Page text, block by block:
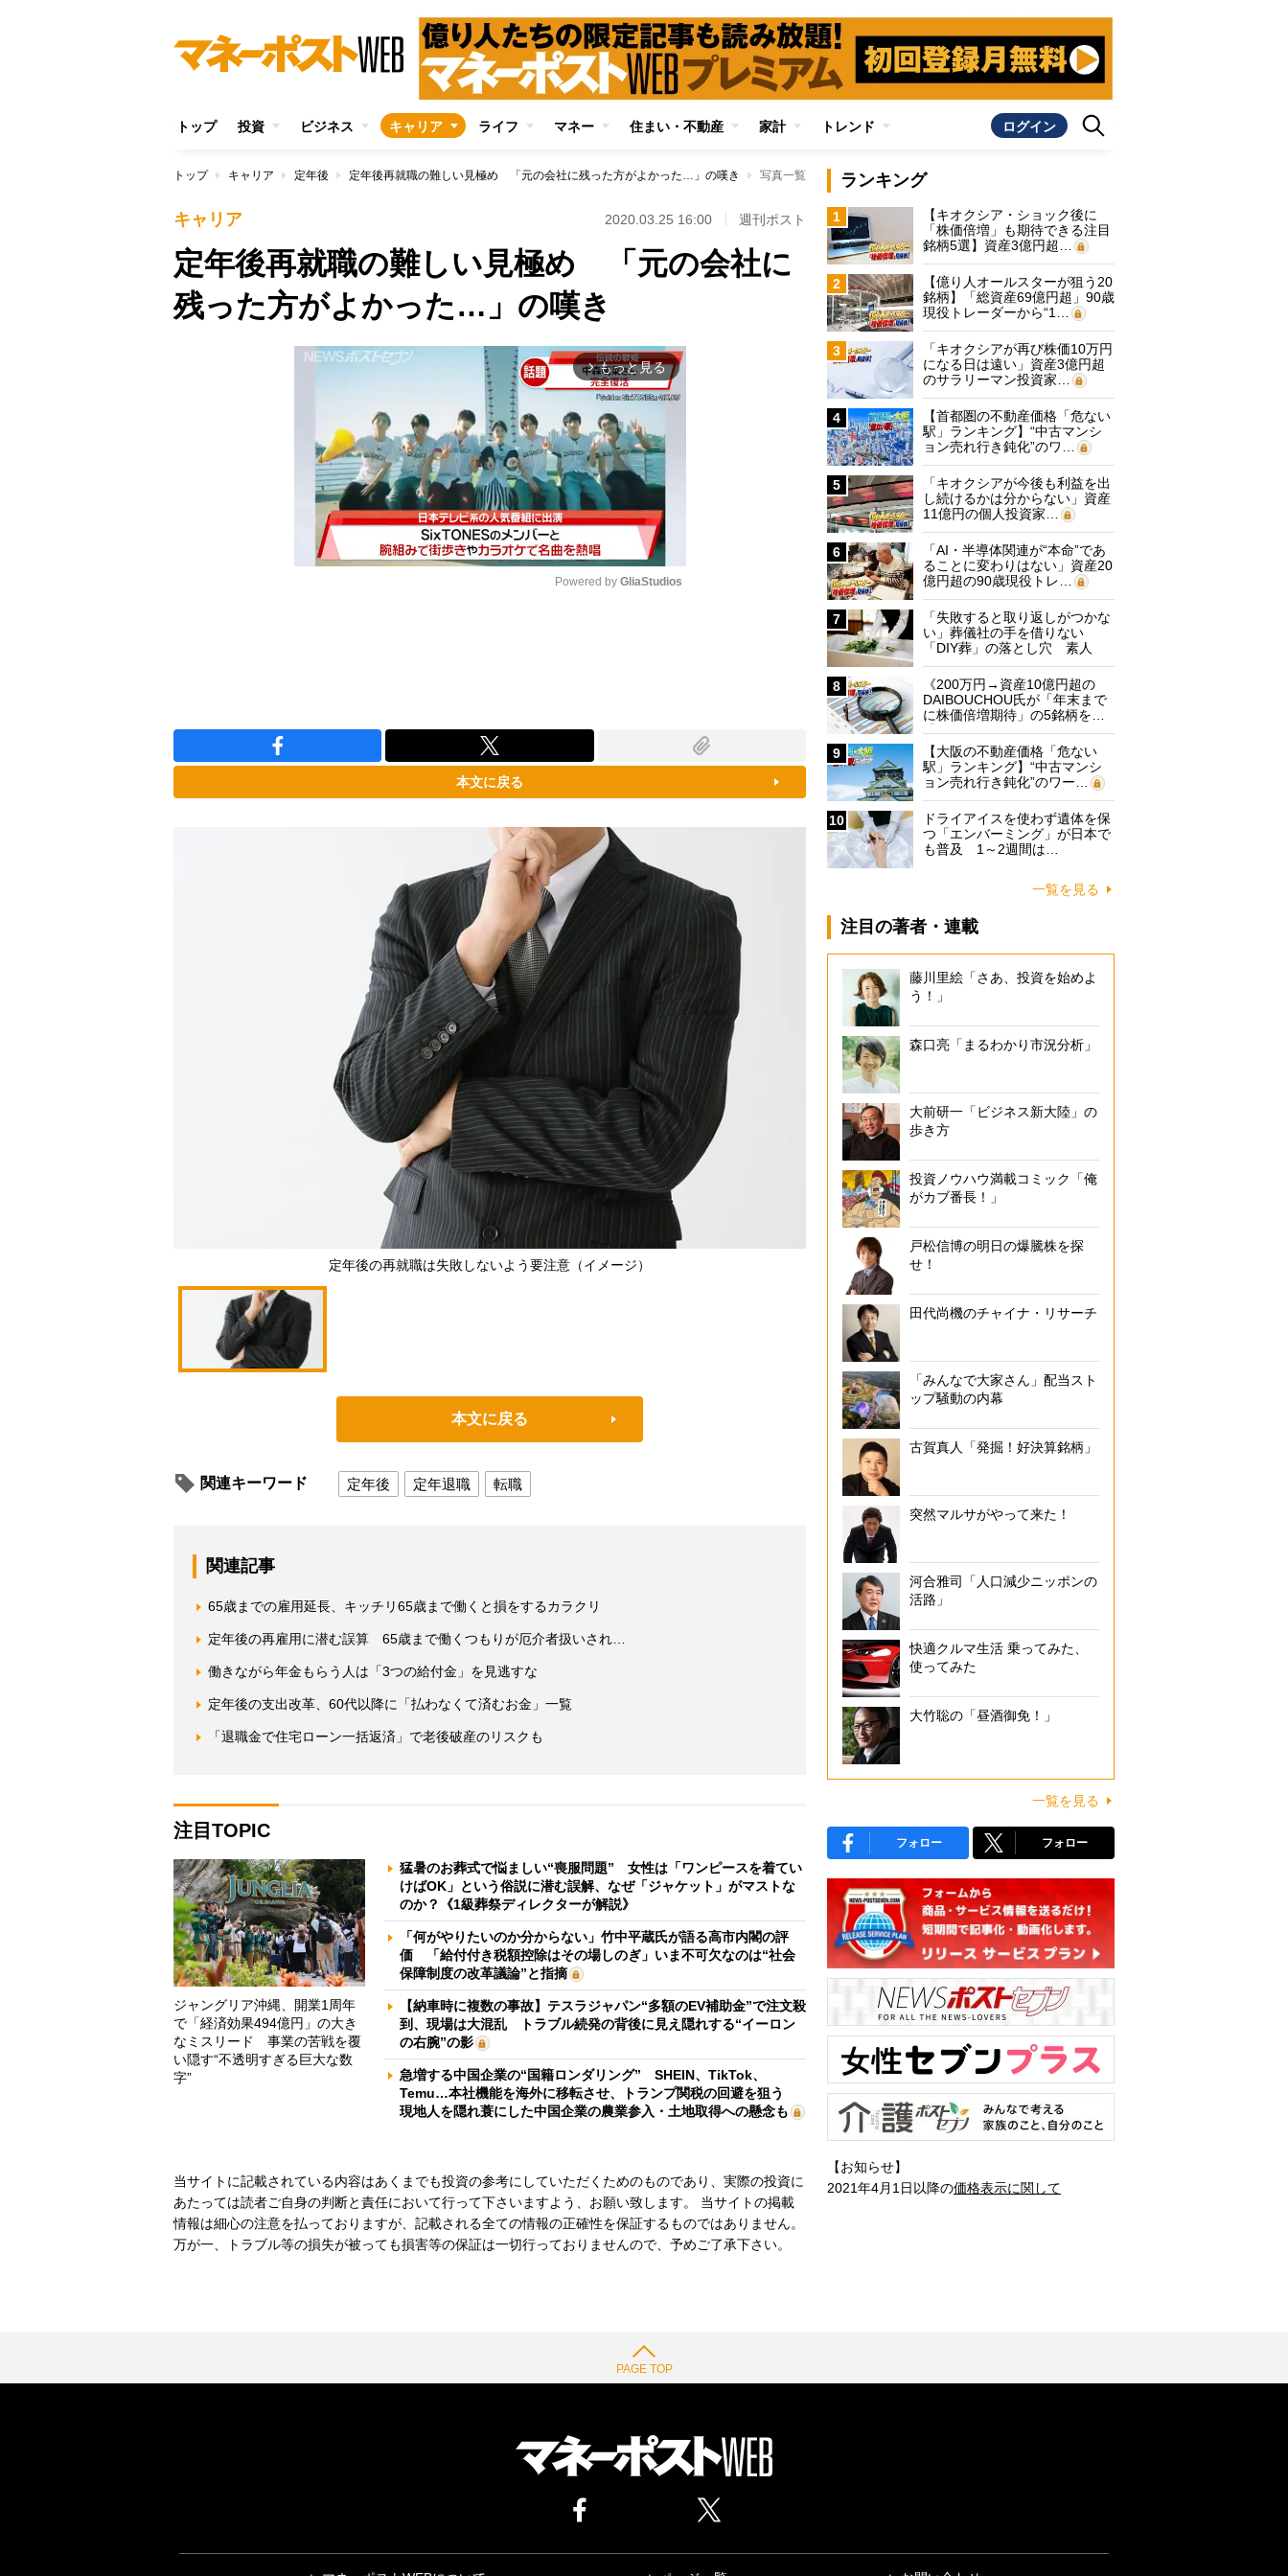
トップ 投資 ビジネス キャリア ライフ マネー 住まい・不動産 家計 トレンド ログイン
トップ キャリア 定年後 定年後再就職の難しい見極め 「元の会社に残った方がよかった…」の嘆き 写真一覧
キャリア 2020.03.25 16:00 週刊ポスト
定年後再就職の難しい見極め 「元の会社に
残った方がよかった…」の嘆き
arrow_forward_ios もっと見る
Powered by GliaStudios
本文に戻る
定年後の再就職は失敗しないよう要注意（イメージ）
本文に戻る
関連キーワード 定年後 定年退職 転職
関連記事
65歳までの雇用延長、キッチリ65歳まで働くと損をするカラクリ
定年後の再雇用に潜む誤算 65歳まで働くつもりが厄介者扱いされ…
働きながら年金もらう人は「3つの給付金」を見逃すな
定年後の支出改革、60代以降に「払わなくて済むお金」一覧
「退職金で住宅ローン一括返済」で老後破産のリスクも
注目TOPIC
ジャングリア沖縄、開業1周年
で「経済効果494億円」の大き
なミスリード 事業の苦戦を覆
い隠す“不透明すぎる巨大な数
字”
猛暑のお葬式で悩ましい“喪服問題” 女性は「ワンピースを着てい
けばOK」という俗説に潜む誤解、なぜ「ジャケット」がマストな
のか？《1級葬祭ディレクターが解説》
「何がやりたいのか分からない」竹中平蔵氏が語る高市内閣の評
価 「給付付き税額控除はその場しのぎ」いま不可欠なのは“社会
保障制度の改革議論”と指摘
【納車時に複数の事故】テスラジャパン“多額のEV補助金”で注文殺
到、現場は大混乱 トラブル続発の背後に見え隠れする“イーロン
の右腕”の影
急増する中国企業の“国籍ロンダリング” SHEIN、TikTok、
Temu…本社機能を海外に移転させ、トランプ関税の回避を狙う
現地人を隠れ蓑にした中国企業の農業参入・土地取得への懸念も
当サイトに記載されている内容はあくまでも投資の参考にしていただくためのものであり、実際の投資に
あたっては読者ご自身の判断と責任において行って下さいますよう、お願い致します。 当サイトの掲載
情報は細心の注意を払っておりますが、記載される全ての情報の正確性を保証するものではありません。
万が一、トラブル等の損失が被っても損害等の保証は一切行っておりませんので、予めご了承下さい。
ランキング
1
【キオクシア・ショック後に
「株価倍増」も期待できる注目
銘柄5選】資産3億円超…
2
【億り人オールスターが狙う20
銘柄】「総資産69億円超」90歳
現役トレーダーから“1…
3
「キオクシアが再び株価10万円
になる日は遠い」資産3億円超
のサラリーマン投資家…
4
【首都圏の不動産価格「危ない
駅」ランキング】“中古マンシ
ョン売れ行き鈍化”のワ…
5
「キオクシアが今後も利益を出
し続けるかは分からない」資産
11億円の個人投資家…
6
「AI・半導体関連が“本命”であ
ることに変わりはない」資産20
億円超の90歳現役トレ…
7
「失敗すると取り返しがつかな
い」葬儀社の手を借りない
「DIY葬」の落とし穴 素人
に…
8
《200万円→資産10億円超の
DAIBOUCHOU氏が「年末まで
に株価倍増期待」の5銘柄を…
9
【大阪の不動産価格「危ない
駅」ランキング】“中古マンシ
ョン売れ行き鈍化”のワー…
10
ドライアイスを使わず遺体を保
つ「エンバーミング」が日本で
も普及 1～2週間は…
一覧を見る
注目の著者・連載
藤川里絵「さあ、投資を始めよ
う！」
森口亮「まるわかり市況分析」
大前研一「ビジネス新大陸」の
歩き方
投資ノウハウ満載コミック「俺
がカブ番長！」
戸松信博の明日の爆騰株を探
せ！
田代尚機のチャイナ・リサーチ
「みんなで大家さん」配当スト
ップ騒動の内幕
古賀真人「発掘！好決算銘柄」
突然マルサがやって来た！
河合雅司「人口減少ニッポンの
活路」
快適クルマ生活 乗ってみた、
使ってみた
大竹聡の「昼酒御免！」
一覧を見る
フォロー フォロー
【お知らせ】
2021年4月1日以降の価格表示に関して
PAGE TOP